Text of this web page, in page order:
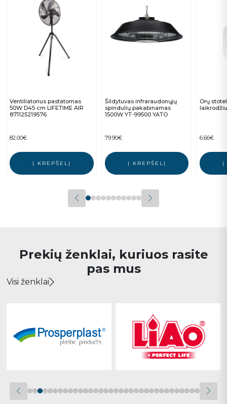
Ventiliatorius pastatomas
50W D45 cm LIFETIME AIR
871125219576
82.00€
Į KREPŠELĮ
Šildytuvas infraraudonųjų
spindulių pakabinamas
1500W YT-99500 YATO
79.90€
Į KREPŠELĮ
Orų
6.66€
Į
Prekių ženklai, kuriuos rasite
pas mus
Visi ženklai